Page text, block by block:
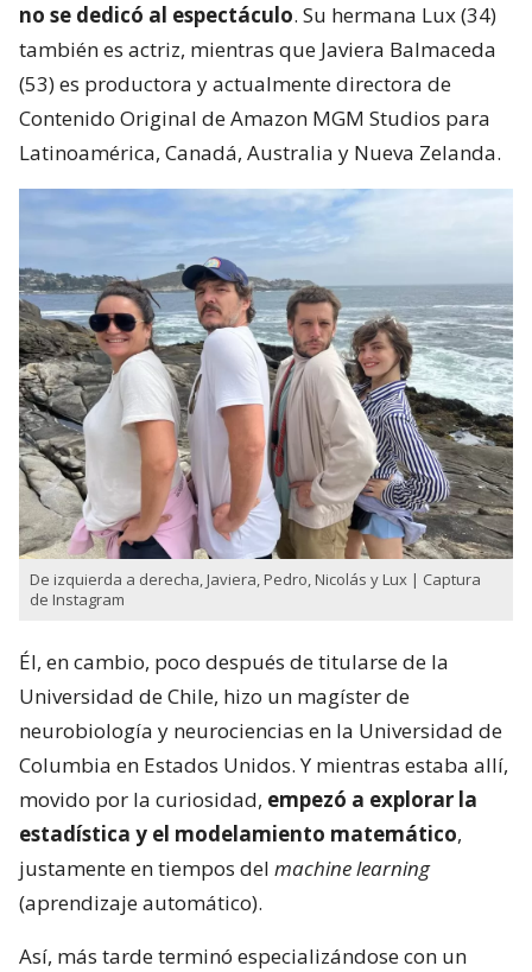
no se dedicó al espectáculo. Su hermana Lux (34)
también es actriz, mientras que Javiera Balmaceda
(53) es productora y actualmente directora de
Contenido Original de Amazon MGM Studios para
Latinoamérica, Canadá, Australia y Nueva Zelanda.
De izquierda a derecha, Javiera, Pedro, Nicolás y Lux | Captura
de Instagram
Él, en cambio, poco después de titularse de la
Universidad de Chile, hizo un magíster de
neurobiología y neurociencias en la Universidad de
Columbia en Estados Unidos. Y mientras estaba allí,
movido por la curiosidad, empezó a explorar la
estadística y el modelamiento matemático,
justamente en tiempos del machine learning
(aprendizaje automático).
Así, más tarde terminó especializándose con un